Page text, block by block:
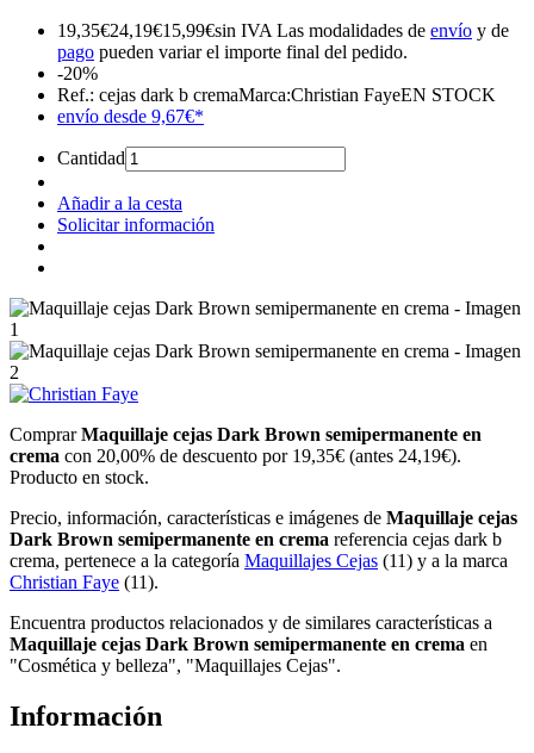
19,35€24,19€15,99€sin IVA Las modalidades de envío y de
pago pueden variar el importe final del pedido.
-20%
Ref.: cejas dark b cremaMarca:Christian FayeEN STOCK
envío desde 9,67€*
Cantidad
Añadir a la cesta
Solicitar información
ComprarMaquillaje cejas Dark Brown semipermanente en
crema con 20,00% de descuento por 19,35€ (antes 24,19€).
Producto en stock.
Precio, información, características e imágenes de Maquillaje cejas
Dark Brown semipermanente en crema referencia cejas dark b
crema, pertenece a la categoría Maquillajes Cejas (11) y a la marca
Christian Faye (11).
Encuentra productos relacionados y de similares características a
Maquillaje cejas Dark Brown semipermanente en crema en
"Cosmética y belleza", "Maquillajes Cejas".
Información